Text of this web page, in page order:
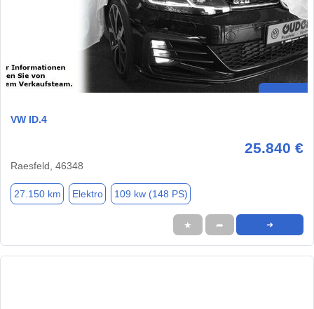
VW ID.4
25.840 €
Raesfeld, 46348
27.150 km Elektro 109 kw (148 PS)
★ ➦ ➜